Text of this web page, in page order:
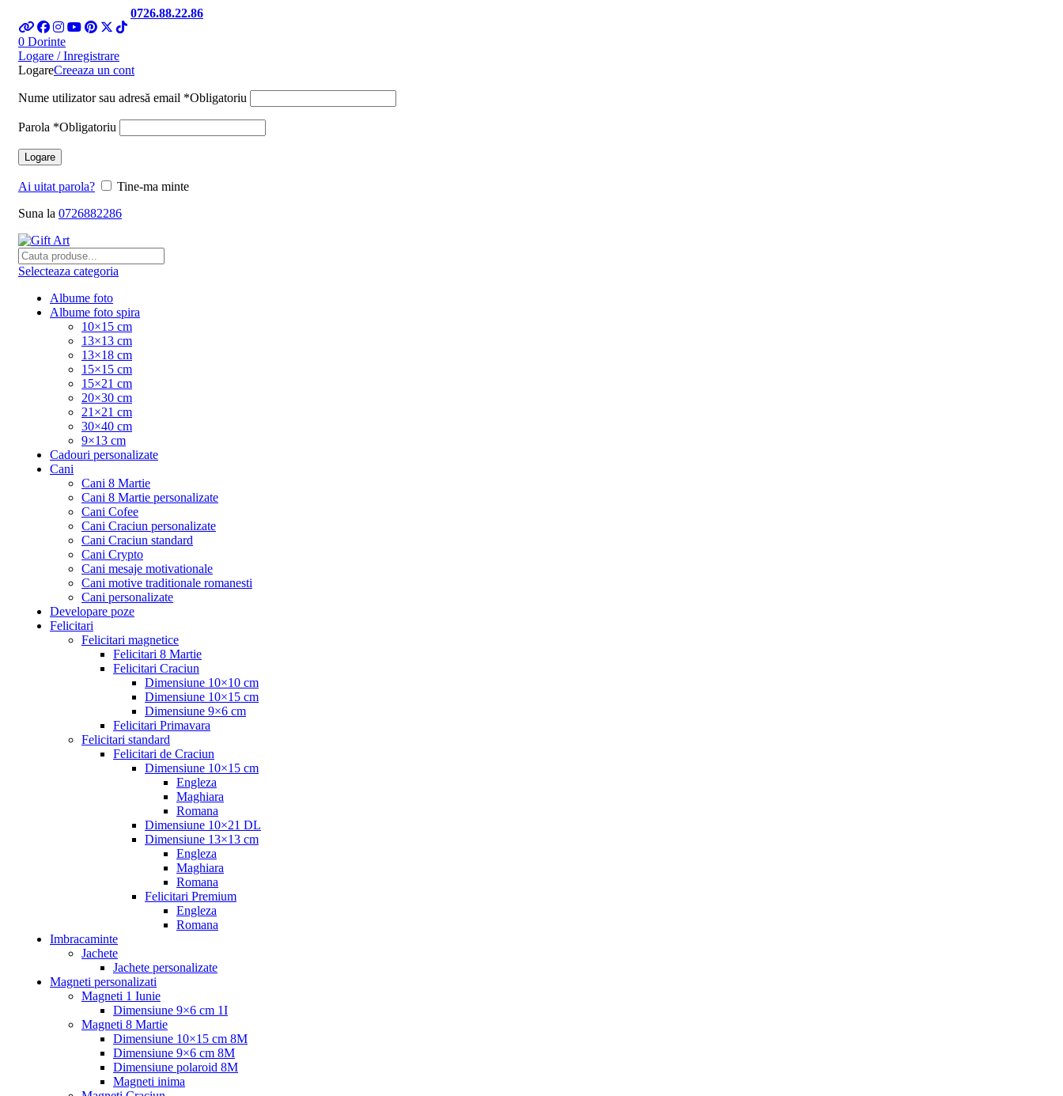
0726.88.22.86
0 Dorinte
Logare / Inregistrare
LogareCreeaza un cont
Nume utilizator sau adresă email *Obligatoriu
Parola *Obligatoriu
Logare
Ai uitat parola?
Tine-ma minte
Suna la 0726882286
Selecteaza categoria
Albume foto
Albume foto spira
10×15 cm
13×13 cm
13×18 cm
15×15 cm
15×21 cm
20×30 cm
21×21 cm
30×40 cm
9×13 cm
Cadouri personalizate
Cani
Cani 8 Martie
Cani 8 Martie personalizate
Cani Cofee
Cani Craciun personalizate
Cani Craciun standard
Cani Crypto
Cani mesaje motivationale
Cani motive traditionale romanesti
Cani personalizate
Developare poze
Felicitari
Felicitari magnetice
Felicitari 8 Martie
Felicitari Craciun
Dimensiune 10×10 cm
Dimensiune 10×15 cm
Dimensiune 9×6 cm
Felicitari Primavara
Felicitari standard
Felicitari de Craciun
Dimensiune 10×15 cm
Engleza
Maghiara
Romana
Dimensiune 10×21 DL
Dimensiune 13×13 cm
Engleza
Maghiara
Romana
Felicitari Premium
Engleza
Romana
Imbracaminte
Jachete
Jachete personalizate
Magneti personalizati
Magneti 1 Iunie
Dimensiune 9×6 cm 1I
Magneti 8 Martie
Dimensiune 10×15 cm 8M
Dimensiune 9×6 cm 8M
Dimensiune polaroid 8M
Magneti inima